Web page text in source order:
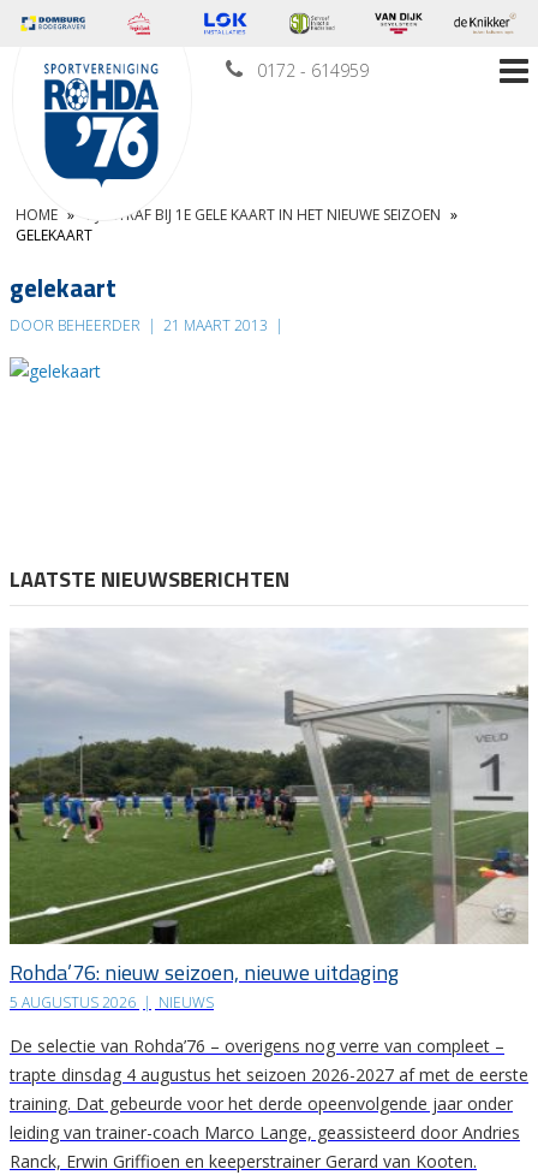
0172 - 614959
HOME » TIJDSTRAF BIJ 1E GELE KAART IN HET NIEUWE SEIZOEN »
GELEKAART
gelekaart
DOOR BEHEERDER | 21 MAART 2013 |
LAATSTE NIEUWSBERICHTEN
Rohda’76: nieuw seizoen, nieuwe uitdaging
5 AUGUSTUS 2026 | NIEUWS
De selectie van Rohda’76 – overigens nog verre van compleet –
trapte dinsdag 4 augustus het seizoen 2026-2027 af met de eerste
training. Dat gebeurde voor het derde opeenvolgende jaar onder
leiding van trainer-coach Marco Lange, geassisteerd door Andries
Ranck, Erwin Griffioen en keeperstrainer Gerard van Kooten.